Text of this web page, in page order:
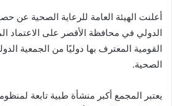
أعلنت الهيئة العامة للرعاية الصحية عن
الدولي في محافظة الأقصر على الاعتماد
القومية المعترف بها دوليًا من الجمعية
الصحية.
يعتبر المجمع أكبر منشأة طبية تابعة